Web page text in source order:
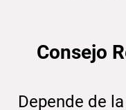
Consejo
Depende de